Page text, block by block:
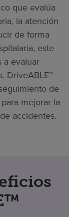
que evalúa
la atención
de forma
este
a evaluar
DriveABLE™
de
mejorar la
accidentes.